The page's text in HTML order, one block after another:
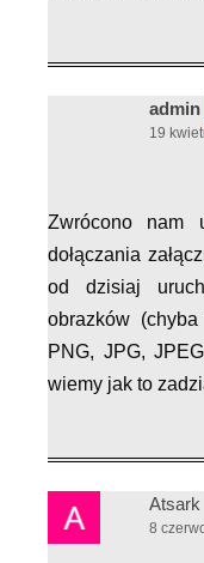
admin
19
Zwrócono nam
dołączania
od dzisiaj
obrazków
PNG, JPG,
wiemy jak to
Atsark
8